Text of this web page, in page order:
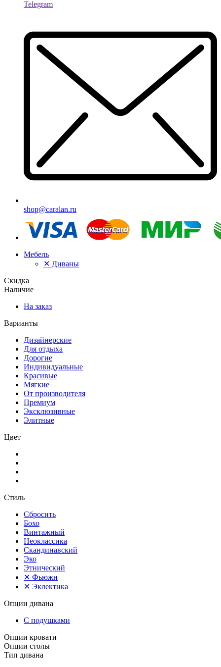
Telegram
shop@caralan.ru
Мебель
✕ Диваны
Скидка
Наличие
На заказ
Варианты
Дизайнерские
Для отдыха
Дорогие
Индивидуальные
Красивые
Мягкие
От производителя
Премиум
Эксклюзивные
Элитные
Цвет
Стиль
Сбросить
Бохо
Винтажный
Неоклассика
Скандинавский
Эко
Этнический
✕ Фьюжн
✕ Эклектика
Опции дивана
С подушками
Опции кровати
Опции столы
Тип дивана